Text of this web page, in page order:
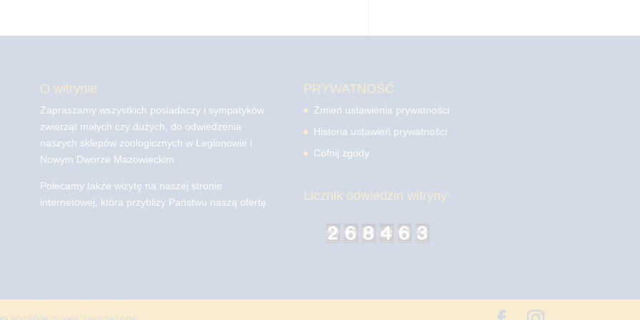
O witrynie
Zapraszamy wszystkich posiadaczy i sympatyków
zwierząt małych czy dużych, do odwiedzenia
naszych sklepów zoologicznych w Legionowie i
Nowym Dworze Mazowieckim
Polecamy także wizytę na naszej stronie
internetowej, która przybliży Państwu naszą ofertę.
PRYWATNOŚĆ
Zmień ustawienia prywatności
Historia ustawień prywatności
Cofnij zgody
Licznik odwiedzin witryny